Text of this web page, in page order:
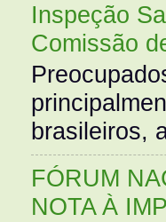
Inspeção
Comissão
brasileiros,
FÓRUM
NOTA À